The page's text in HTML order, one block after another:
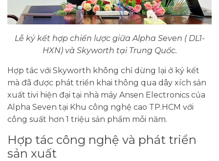
Lễ ký kết hợp chiến lược giữa Alpha Seven ( DL1-
HXN) và Skyworth tại Trung Quốc.
Hợp tác với Skyworth không chỉ dừng lại ở ký kết
mà đã được phát triển khai thông qua dây xích sản
xuất tivi hiện đại tại nhà máy Ansen Electronics của
Alpha Seven tại Khu công nghệ cao TP.HCM với
công suất hơn 1 triệu sản phẩm mỗi năm.
Hợp tác công nghệ và phát triển
sản xuất